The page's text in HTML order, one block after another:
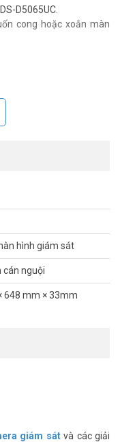
D5065UC.
cong hoặc xoắn màn
mới nhất, xin vui
hỗ trợ chu đáo. Tham
hình giám sát
nguội
648 mm × 33mm
giám sátvà các giải